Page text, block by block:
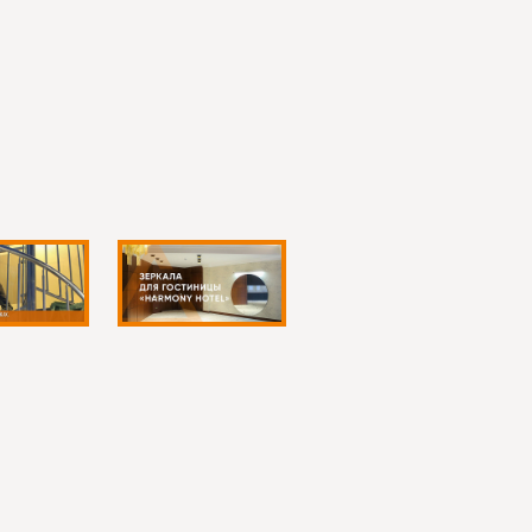
для современного интерьера.
а не заменяет верхнее освещение.
кромку и зону подключения.